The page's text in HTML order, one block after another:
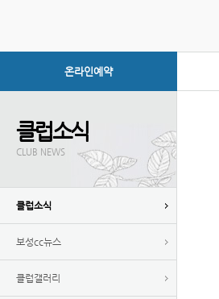
온라인예약
클럽소식
CLUB NEWS
클럽소식
보성cc뉴스
클럽갤러리